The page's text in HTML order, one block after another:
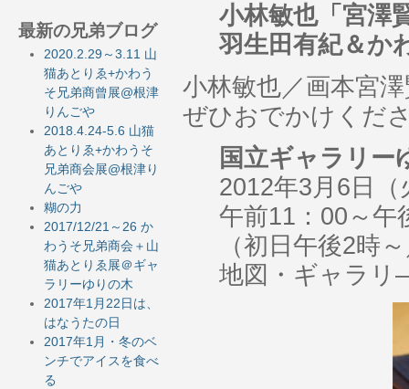
最新の兄弟ブログ
2020.2.29～3.11 山
猫あとりゑ+かわう
そ兄弟商曾展@根津
りんごや
2018.4.24-5.6 山猫
あとりゑ+かわうそ
兄弟商会展@根津り
んごや
糊の力
2017/12/21～26 か
わうそ兄弟商会＋山
猫あとりゑ展＠ギャ
ラリーゆりの木
2017年1月22日は、
はなうたの日
2017年1月・冬のベ
ンチでアイスを食べ
る
小林敏也「宮澤
羽生田有紀＆か
小林敏也／画本宮
ぜひおでかけくだ
国立ギャラリー
2012年3月6日
午前11：00～午
（初日午後2時
地図・ギャラリ